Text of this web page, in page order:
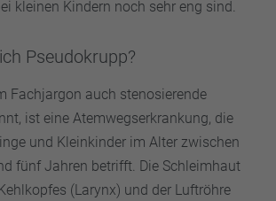
kleinen Kindern noch sehr eng sind.
Pseudokrupp?
Fachjargon auch stenosierende
ist eine Atemwegserkrankung, die
und Kleinkinder im Alter zwischen
fünf Jahren betrifft. Die Schleimhaut
(Larynx) und der Luftröhre